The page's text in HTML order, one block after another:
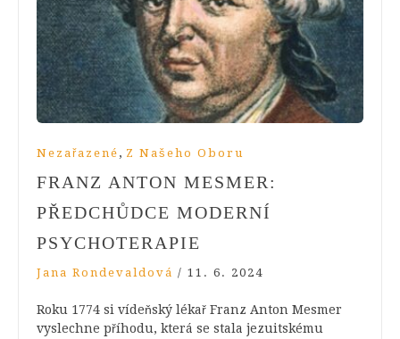
Nezařazené , Z Našeho Oboru
FRANZ ANTON MESMER:
PŘEDCHŮDCE MODERNÍ
PSYCHOTERAPIE
Jana Rondevaldová / 11. 6. 2024
Roku 1774 si vídeňský lékař Franz Anton Mesmer
vyslechne příhodu, která se stala jezuitskému